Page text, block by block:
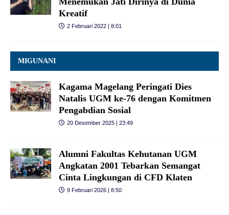
Kreatif
2 Februari 2022 | 8:01
MIGUNANI
Kagama Magelang Peringati Dies
Natalis UGM ke‑76 dengan Komitmen
Pengabdian Sosial
20 Desember 2025 | 23:49
Alumni Fakultas Kehutanan UGM
Angkatan 2001 Tebarkan Semangat
Cinta Lingkungan di CFD Klaten
9 Februari 2026 | 8:50